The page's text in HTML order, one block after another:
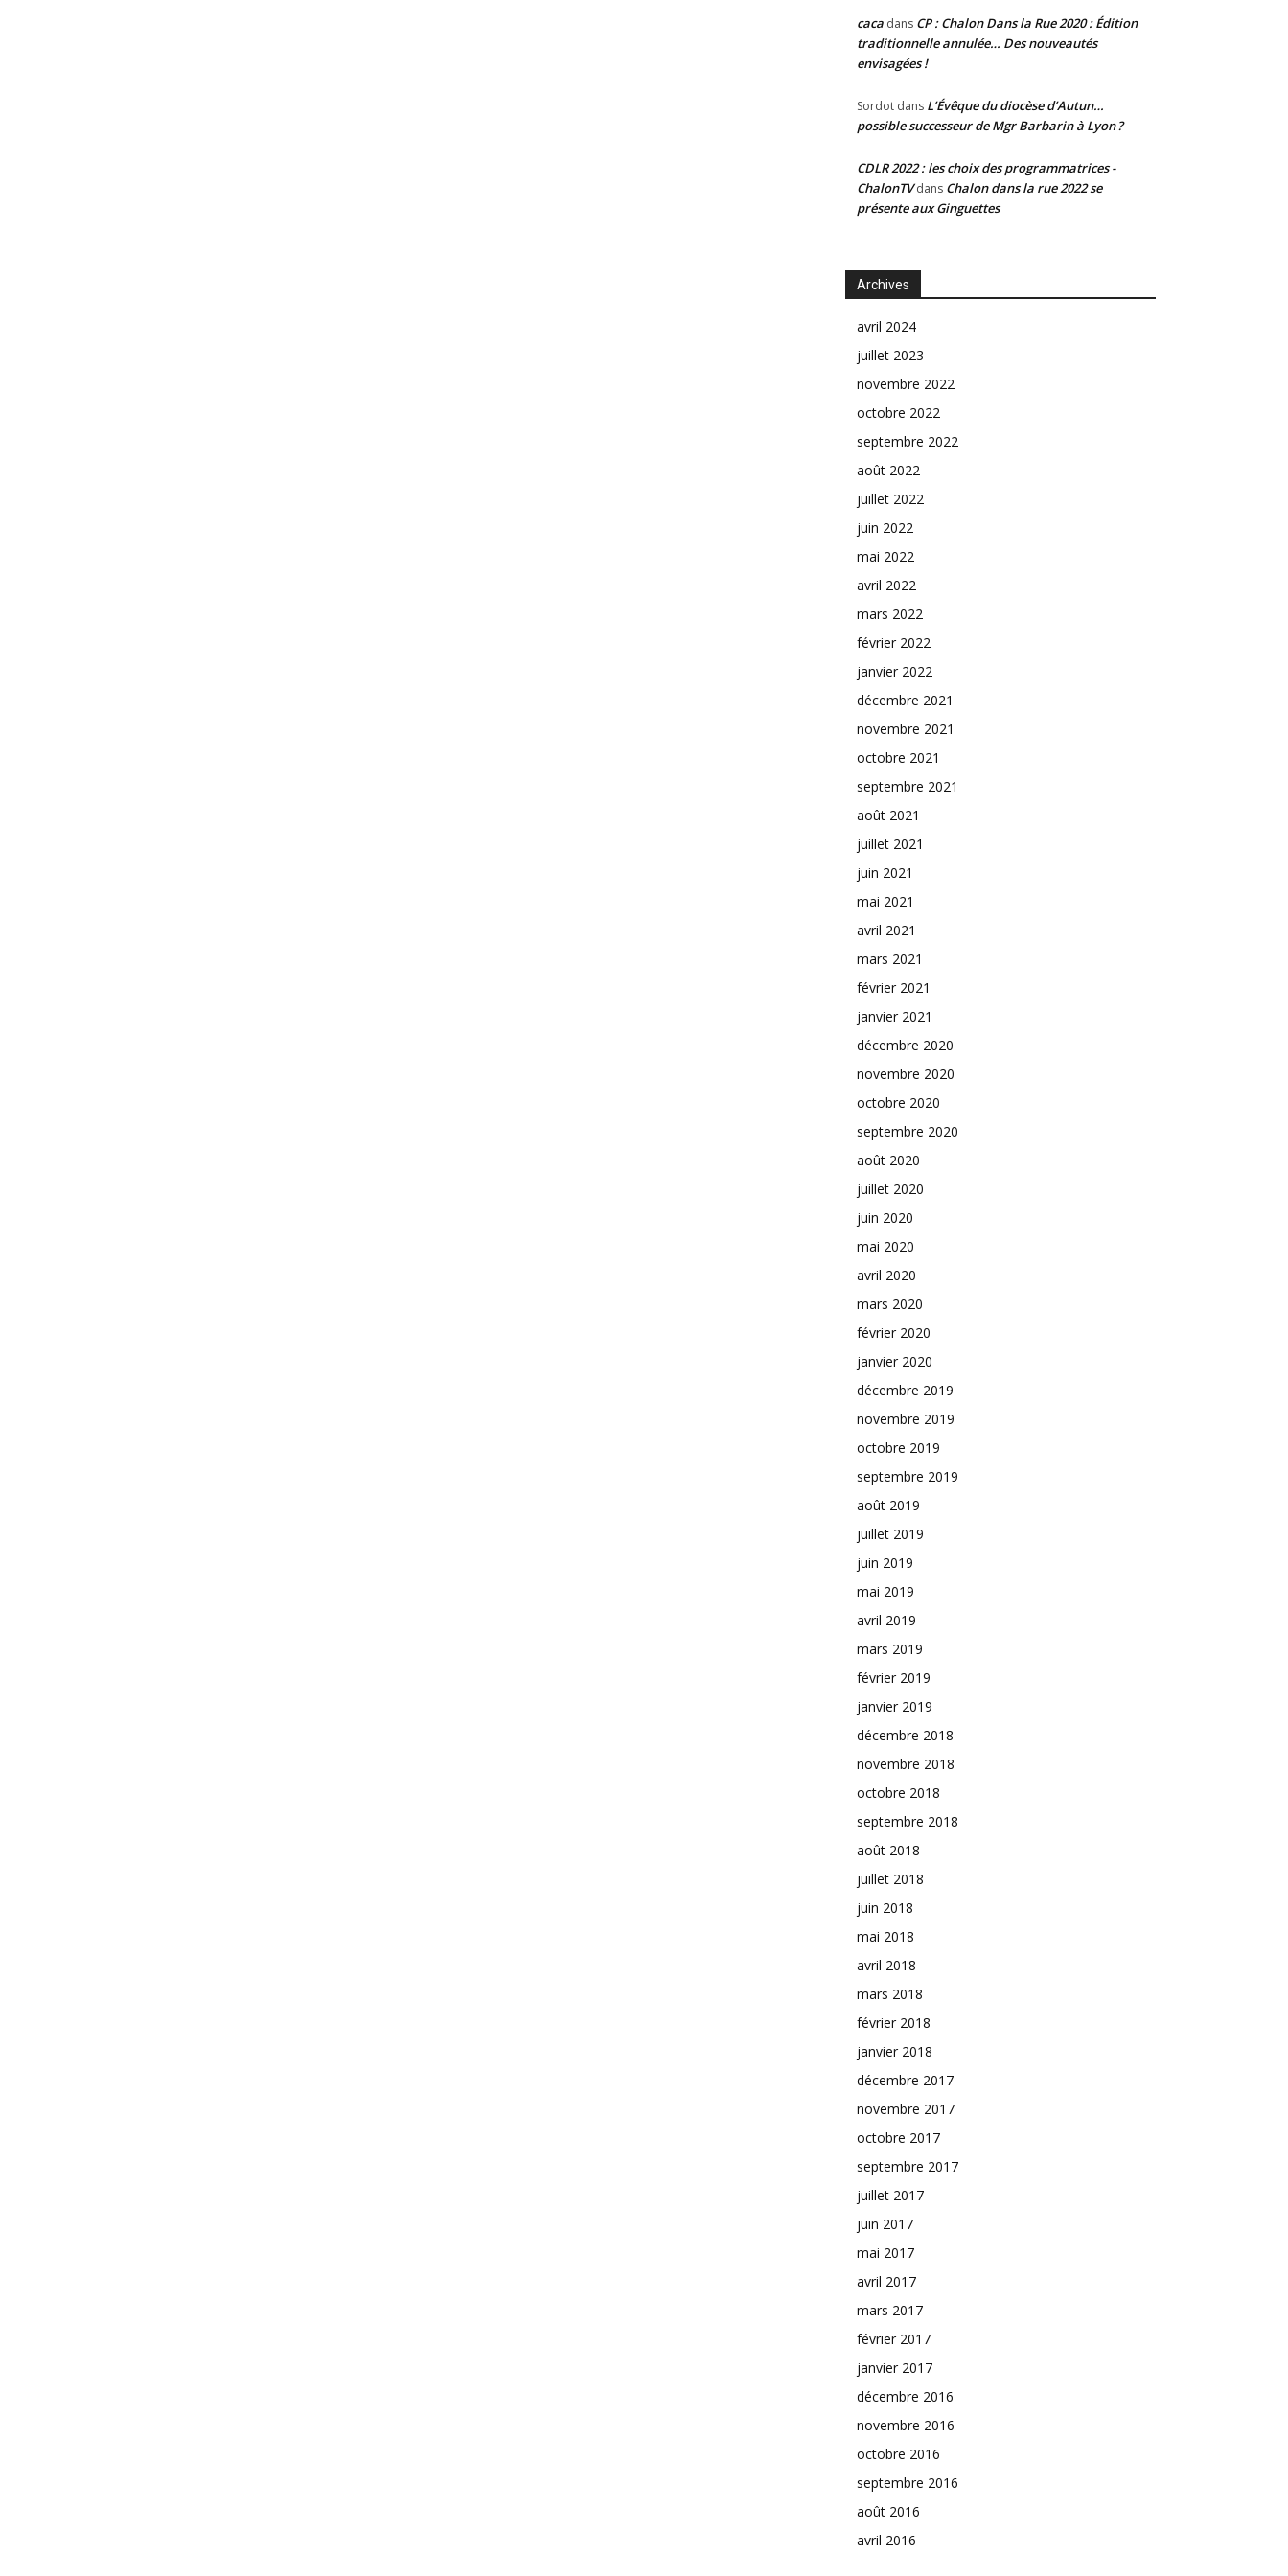
caca dans CP : Chalon Dans la Rue 2020 : Édition
traditionnelle annulée… Des nouveautés
envisagées !
Sordot dans L’Évêque du diocèse d’Autun…
possible successeur de Mgr Barbarin à Lyon ?
CDLR 2022 : les choix des programmatrices -
ChalonTVdans Chalon dans la rue 2022 se
présente aux Ginguettes
Archives
avril 2024
juillet 2023
novembre 2022
octobre 2022
septembre 2022
août 2022
juillet 2022
juin 2022
mai 2022
avril 2022
mars 2022
février 2022
janvier 2022
décembre 2021
novembre 2021
octobre 2021
septembre 2021
août 2021
juillet 2021
juin 2021
mai 2021
avril 2021
mars 2021
février 2021
janvier 2021
décembre 2020
novembre 2020
octobre 2020
septembre 2020
août 2020
juillet 2020
juin 2020
mai 2020
avril 2020
mars 2020
février 2020
janvier 2020
décembre 2019
novembre 2019
octobre 2019
septembre 2019
août 2019
juillet 2019
juin 2019
mai 2019
avril 2019
mars 2019
février 2019
janvier 2019
décembre 2018
novembre 2018
octobre 2018
septembre 2018
août 2018
juillet 2018
juin 2018
mai 2018
avril 2018
mars 2018
février 2018
janvier 2018
décembre 2017
novembre 2017
octobre 2017
septembre 2017
juillet 2017
juin 2017
mai 2017
avril 2017
mars 2017
février 2017
janvier 2017
décembre 2016
novembre 2016
octobre 2016
septembre 2016
août 2016
avril 2016